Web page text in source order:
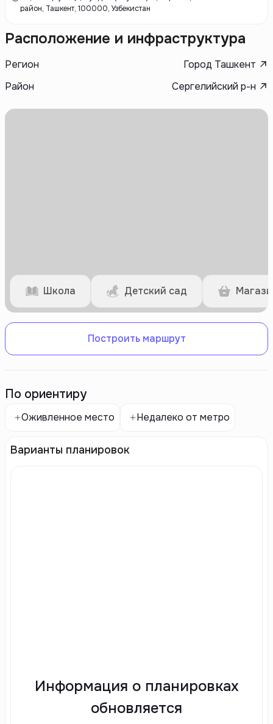
район, Ташкент, 100000, Узбекистан
Расположение и инфраструктура
Регион
Город Ташкент
Район
Сергелийский р-н
Школа Детский сад
Построить маршрут
По ориентиру
Оживленное место Недалеко от метро
Варианты планировок
Информация о планировках
обновляется